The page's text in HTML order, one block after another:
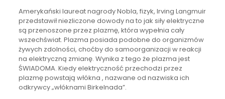
Amerykański laureat nagrody Nobla, fizyk, Irving Langmuir
przedstawił niezliczone dowody na to jak siły elektryczne
są przenoszone przez plazmę, która wypełnia cały
wszechświat. Plazma posiada podobne do organizmów
żywych zdolności, choćby do samoorganizacji w reakcji
na elektryczną zmianę. Wynika z tego że plazma jest
ŚWIADOMA. Kiedy elektryczność przechodzi przez
plazmę powstają włókna , nazwane od nazwiska ich
odkrywcy „włóknami Birkelnada”.